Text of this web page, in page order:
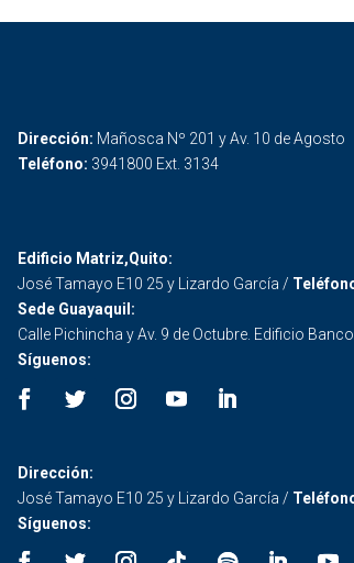
Dirección: Mañosca Nº 201 y Av. 10 de Agosto
Teléfono: 3941800 Ext. 3134
Edificio Matriz,Quito:
José Tamayo E10 25 y Lizardo García /
Sede Guayaquil:
Calle Pichincha y Av. 9 de Octubre. Edificio
Síguenos:
Dirección:
José Tamayo E10 25 y Lizardo García /
Síguenos: